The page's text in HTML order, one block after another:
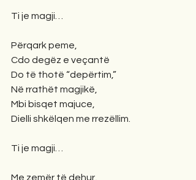
Ti je magji…
Përqark peme,
Cdo degëz e veçantë
Do të thotë “depërtim,”
Në rrathët magjikë,
Mbi bisqet majuce,
Dielli shkëlqen me rrezëllim.
Ti je magji…
Me zemër të dehur,